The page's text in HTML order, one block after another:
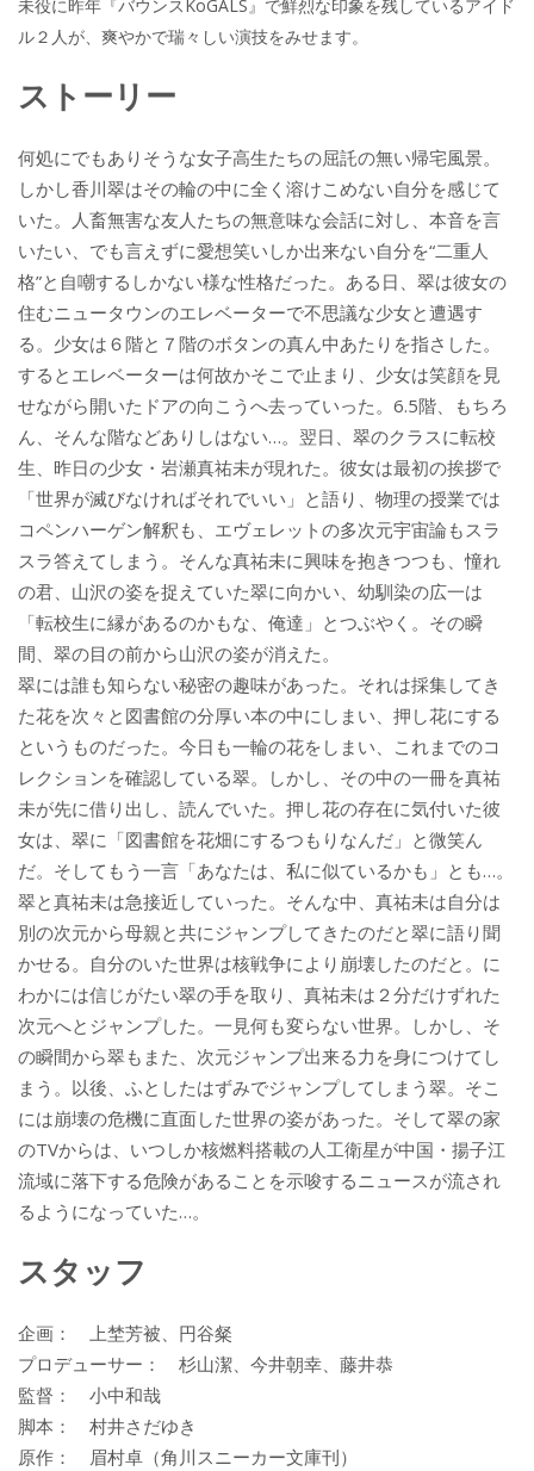
未役に昨年『バウンスKoGALS』で鮮烈な印象を残しているアイド
ル２人が、爽やかで瑞々しい演技をみせます。
ストーリー
何処にでもありそうな女子高生たちの屈託の無い帰宅風景。
しかし香川翠はその輪の中に全く溶けこめない自分を感じて
いた。人畜無害な友人たちの無意味な会話に対し、本音を言
いたい、でも言えずに愛想笑いしか出来ない自分を“二重人
格”と自嘲するしかない様な性格だった。ある日、翠は彼女の
住むニュータウンのエレベーターで不思議な少女と遭遇す
る。少女は６階と７階のボタンの真ん中あたりを指さした。
するとエレベーターは何故かそこで止まり、少女は笑顔を見
せながら開いたドアの向こうへ去っていった。6.5階、もちろ
ん、そんな階などありしはない…。翌日、翠のクラスに転校
生、昨日の少女・岩瀬真祐未が現れた。彼女は最初の挨拶で
「世界が滅びなければそれでいい」と語り、物理の授業では
コペンハーゲン解釈も、エヴェレットの多次元宇宙論もスラ
スラ答えてしまう。そんな真祐未に興味を抱きつつも、憧れ
の君、山沢の姿を捉えていた翠に向かい、幼馴染の広一は
「転校生に縁があるのかもな、俺達」とつぶやく。その瞬
間、翠の目の前から山沢の姿が消えた。
翠には誰も知らない秘密の趣味があった。それは採集してき
た花を次々と図書館の分厚い本の中にしまい、押し花にする
というものだった。今日も一輪の花をしまい、これまでのコ
レクションを確認している翠。しかし、その中の一冊を真祐
未が先に借り出し、読んでいた。押し花の存在に気付いた彼
女は、翠に「図書館を花畑にするつもりなんだ」と微笑ん
だ。そしてもう一言「あなたは、私に似ているかも」とも…。
翠と真祐未は急接近していった。そんな中、真祐未は自分は
別の次元から母親と共にジャンプしてきたのだと翠に語り聞
かせる。自分のいた世界は核戦争により崩壊したのだと。に
わかには信じがたい翠の手を取り、真祐未は２分だけずれた
次元へとジャンプした。一見何も変らない世界。しかし、そ
の瞬間から翠もまた、次元ジャンプ出来る力を身につけてし
まう。以後、ふとしたはずみでジャンプしてしまう翠。そこ
には崩壊の危機に直面した世界の姿があった。そして翠の家
のTVからは、いつしか核燃料搭載の人工衛星が中国・揚子江
流域に落下する危険があることを示唆するニュースが流され
るようになっていた…。
スタッフ
企画： 上埜芳被、円谷粲
プロデューサー： 杉山潔、今井朝幸、藤井恭
監督： 小中和哉
脚本： 村井さだゆき
原作： 眉村卓（角川スニーカー文庫刊）